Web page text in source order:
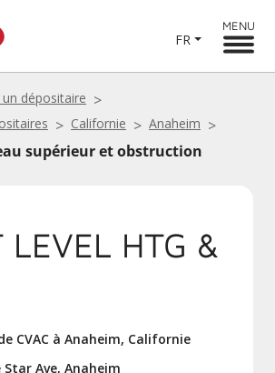
FR
MENU
dépositaire
Californie Anaheim
supérieur et obstruction
LEVEL HTG &
CVAC à Anaheim, Californie
Star Ave, Anaheim